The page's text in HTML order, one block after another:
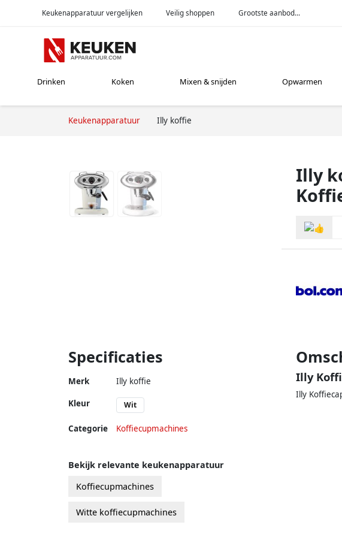
Keukenapparatuur vergelijken Veilig shoppen Grootste aanbod...
Drinken Koken Mixen & snijden Opwarmen
Keukenapparatuur Illy koffie
Illy
Specificaties
Merk Illy koffie
Kleur Wit
Categorie Koffiecupmachines
Illy
Illy
Bekijk relevante keukenapparatuur
Koffiecupmachines
Witte koffiecupmachines